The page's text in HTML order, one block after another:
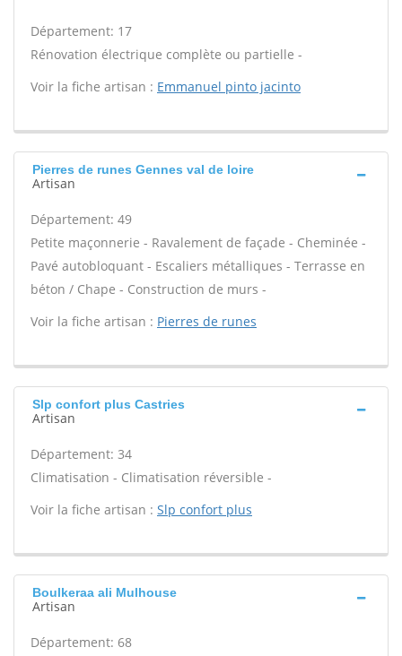
Département: 17
Rénovation électrique complète ou partielle -
Voir la fiche artisan : Emmanuel pinto jacinto
Pierres de runes Gennes val de loire
Artisan
Département: 49
Petite maçonnerie - Ravalement de façade - Cheminée -
Pavé autobloquant - Escaliers métalliques - Terrasse en
béton / Chape - Construction de murs -
Voir la fiche artisan : Pierres de runes
Slp confort plus Castries
Artisan
Département: 34
Climatisation - Climatisation réversible -
Voir la fiche artisan : Slp confort plus
Boulkeraa ali Mulhouse
Artisan
Département: 68